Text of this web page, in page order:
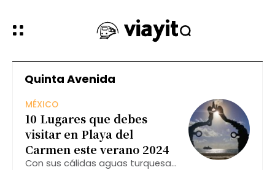
Quinta Avenida
MÉXICO
10 Lugares que debes
visitar en Playa del
Carmen este verano 2024
Con sus cálidas aguas turquesas,